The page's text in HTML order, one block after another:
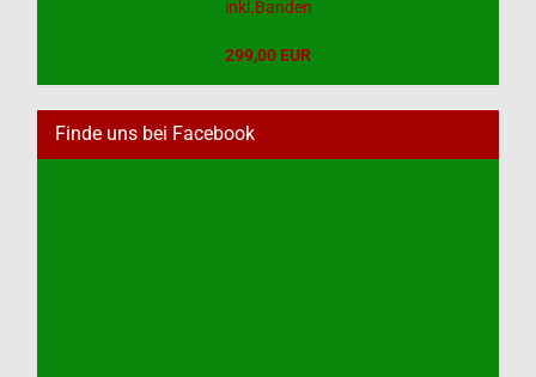
inkl.Banden
299,00 EUR
Finde uns bei Facebook